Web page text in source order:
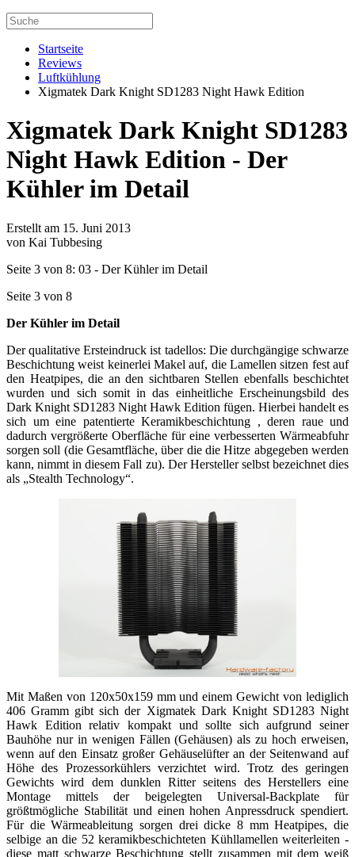
Startseite
Reviews
Luftkühlung
Xigmatek Dark Knight SD1283 Night Hawk Edition
Xigmatek Dark Knight SD1283
Night Hawk Edition - Der
Kühler im Detail
Erstellt am 15. Juni 2013
von Kai Tubbesing
Seite 3 von 8: 03 - Der Kühler im Detail
Seite 3 von 8
Der Kühler im Detail
Der qualitative Ersteindruck ist tadellos: Die durchgängige schwarze
Beschichtung weist keinerlei Makel auf, die Lamellen sitzen fest auf
den Heatpipes, die an den sichtbaren Stellen ebenfalls beschichtet
wurden und sich somit in das einheitliche Erscheinungsbild des
Dark Knight SD1283 Night Hawk Edition fügen. Hierbei handelt es
sich um eine patentierte Keramikbeschichtung , deren raue und
dadurch vergrößerte Oberfläche für eine verbesserten Wärmeabfuhr
sorgen soll (die Gesamtfläche, über die die Hitze abgegeben werden
kann, nimmt in diesem Fall zu). Der Hersteller selbst bezeichnet dies
als „Stealth Technology“.
Mit Maßen von 120x50x159 mm und einem Gewicht von lediglich
406 Gramm gibt sich der Xigmatek Dark Knight SD1283 Night
Hawk Edition relativ kompakt und sollte sich aufgrund seiner
Bauhöhe nur in wenigen Fällen (Gehäusen) als zu hoch erweisen,
wenn auf den Einsatz großer Gehäuselüfter an der Seitenwand auf
Höhe des Prozessorkühlers verzichtet wird. Trotz des geringen
Gewichts wird dem dunklen Ritter seitens des Herstellers eine
Montage mittels der beigelegten Universal-Backplate für
größtmögliche Stabilität und einen hohen Anpressdruck spendiert.
Für die Wärmeableitung sorgen drei dicke 8 mm Heatpipes, die
selbige an die 52 keramikbeschichteten Kühllamellen weiterleiten -
diese matt schwarze Beschichtung stellt zusammen mit dem weiß